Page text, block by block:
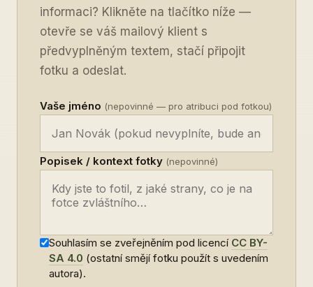
informaci? Klikněte na tlačítko níže —
otevře se váš mailový klient s
předvyplněným textem, stačí připojit
fotku a odeslat.
Vaše jméno (nepovinné — pro atribuci pod fotkou)
Popisek / kontext fotky (nepovinné)
Souhlasím se zveřejněním pod licencí CC BY-
SA 4.0 (ostatní smějí fotku použít s uvedením
autora).